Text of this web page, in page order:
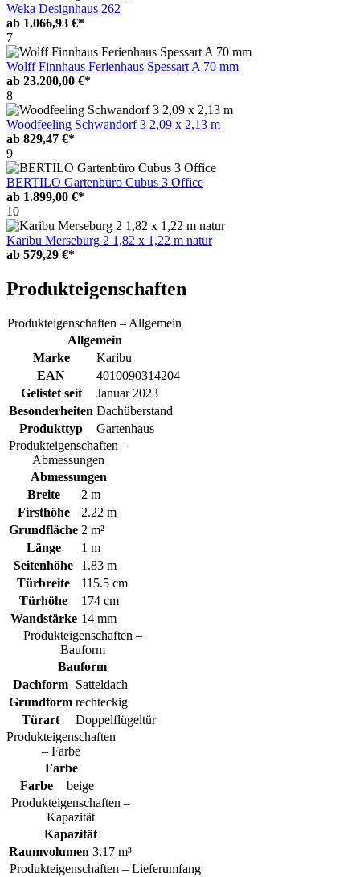
Weka Designhaus 262
ab 1.066,93 €*
7
Wolff Finnhaus Ferienhaus Spessart A 70 mm
ab 23.200,00 €*
8
Woodfeeling Schwandorf 3 2,09 x 2,13 m
ab 829,47 €*
9
BERTILO Gartenbüro Cubus 3 Office
ab 1.899,00 €*
10
Karibu Merseburg 2 1,82 x 1,22 m natur
ab 579,29 €*
Produkteigenschaften
Produkteigenschaften – Allgemein
Allgemein
Marke
Karibu
EAN
4010090314204
Gelistet seit
Januar 2023
Besonderheiten Dachüberstand
Produkttyp
Gartenhaus
Produkteigenschaften –
Abmessungen
Abmessungen
Breite
2 m
Firsthöhe
2.22 m
Grundfläche 2 m²
Länge
1 m
Seitenhöhe
1.83 m
Türbreite
115.5 cm
Türhöhe
174 cm
Wandstärke 14 mm
Produkteigenschaften –
Bauform
Bauform
Dachform Satteldach
Grundform rechteckig
Türart
Doppelflügeltür
Produkteigenschaften
– Farbe
Farbe
Farbe
beige
Produkteigenschaften –
Kapazität
Kapazität
Raumvolumen 3.17 m³
Produkteigenschaften – Lieferumfang